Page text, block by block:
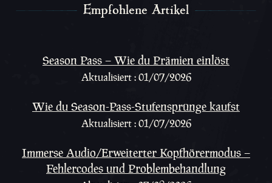
Empfohlene Artikel
Season Pass – Wie du Prämien einlöst
Aktualisiert : 01/07/2026
Wie du Season-Pass-Stufensprünge kaufst
Aktualisiert : 01/07/2026
Immerse Audio/Erweiterter Kopfhörermodus –
Fehlercodes und Problembehandlung